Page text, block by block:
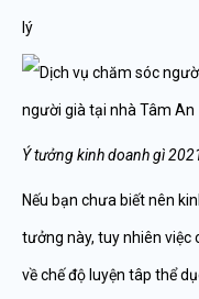
lý
Ý tưởng kinh doanh gì
Nếu bạn chưa biết nên
tưởng này, tuy nhiên
về chế độ luyện tâp thể